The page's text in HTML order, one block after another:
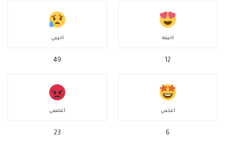
أحببته
12
أحزنني
49
أعجبني
6
أغضبني
23